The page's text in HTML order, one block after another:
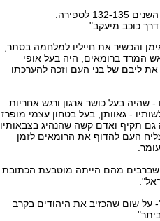
לספירה.
כוכב מיעקב".
והכשיר את חייליו למלחמה בסתר,
המרד ברומאים, היה בעל אופי
את ליבם של בני העם וזכה להערכתו
שהיה בעל כושר ארגון ורגש אחריות
- גאוותן, בעל בטחון עצמי מופרז
גם תקיף ואדם קשה שהנהיג בצבאותיו
העם להדוף את הרומאים לזמן
מהם הייתה מוטבעת הכתובת
על שום שהכזיב את היהודים בקרב